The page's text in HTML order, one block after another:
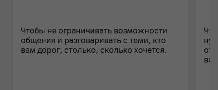
Чтобы не ограничивать возможности
общения и разговаривать с теми, кто
вам дорог, столько, сколько хочется.